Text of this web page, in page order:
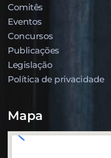
Comitês
Eventos
Concursos
Publicações
Legislação
Política de privacidade
Mapa